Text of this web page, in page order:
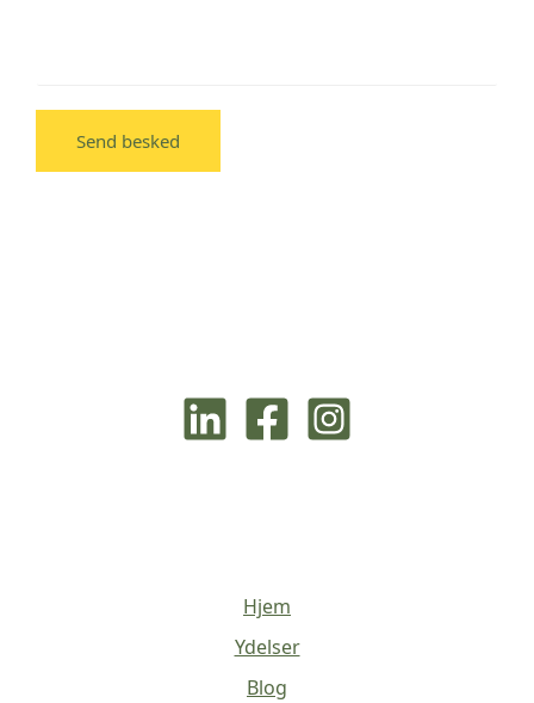
Send besked
Hjem
Ydelser
Blog